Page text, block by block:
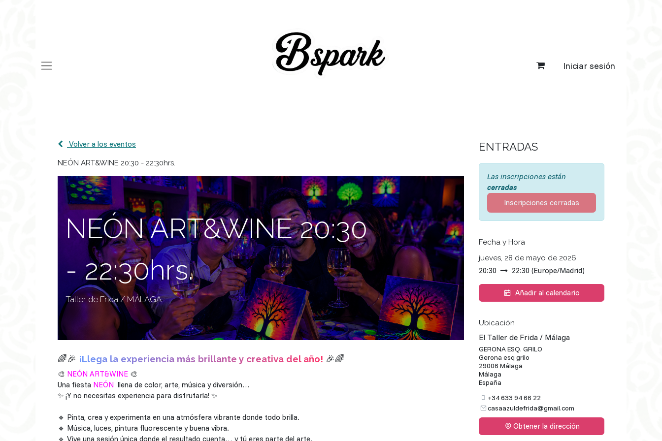
Iniciar sesión
Volver a los eventos
NEÓN ART&WINE 20:30 - 22:30hrs.
NEÓN ART&WINE 20:30
- 22:30hrs.
Taller de Frida / MÁLAGA
🌈🎉 ¡Llega la experiencia más brillante y creativa del año! 🎉🌈
🎨 NEÓN ART&WINE 🎨
Una fiesta NEÓN llena de color, arte, música y diversión…
✨ ¡Y no necesitas experiencia para disfrutarla! ✨
🔹 Pinta, crea y experimenta en una atmósfera vibrante donde todo brilla.
🔹 Música, luces, pintura fluorescente y buena vibra.
🔹 Vive una sesión única donde el resultado cuenta… y tú eres parte del arte.
ENTRADAS
Las inscripciones están
cerradas
Inscripciones cerradas
Fecha y Hora
jueves, 28 de mayo de 2026
20:30 22:30 (Europe/Madrid)
Añadir al calendario
Ubicación
El Taller de Frida / Málaga
GERONA ESQ. GRILO
Gerona esq grilo
29006 Málaga
Málaga
España
+34 633 94 66 22
casaazuldefrida@gmail.com
Obtener la dirección